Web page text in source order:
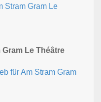
Stram Gram Le
Le Théâtre
für Am Stram Gram